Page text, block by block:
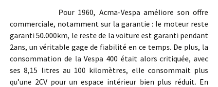
Pour 1960, Acma-Vespa améliore son offre
commerciale, notamment sur la garantie : le moteur reste
garanti 50.000km, le reste de la voiture est garanti pendant
2ans, un véritable gage de fiabilité en ce temps. De plus, la
consommation de la Vespa 400 était alors critiquée, avec
ses 8,15 litres au 100 kilomètres, elle consommait plus
qu’une 2CV pour un espace intérieur bien plus réduit. En